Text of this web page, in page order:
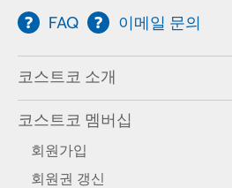
FAQ 이메일 문의
코스트코 소개
코스트코 멤버십
회원가입
회원권 갱신